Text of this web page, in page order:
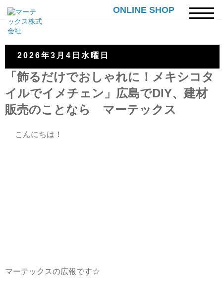
ONLINE SHOP
2026年3月4日水曜日
「飾るだけでおしゃれに！メキシコタ
イルでイメチェン」広島でDIY、建材
販売のことなら マーテックス
こんにちは！
マーテックスの広報です☆